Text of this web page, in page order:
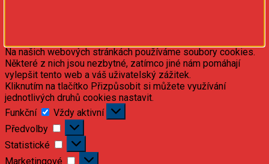
Na našich webových stránkách používáme soubory cookies.
Některé z nich jsou nezbytné, zatímco jiné nám pomáhají
vylepšit tento web a váš uživatelský zážitek.
Kliknutím na tlačítko Přizpůsobit si můžete využívání
jednotlivých druhů cookies nastavit.
Funkční
Funkční
Vždy aktivní
Předvolby
Předvolby
Statistické
Statistické
Marketingové
Marketingové